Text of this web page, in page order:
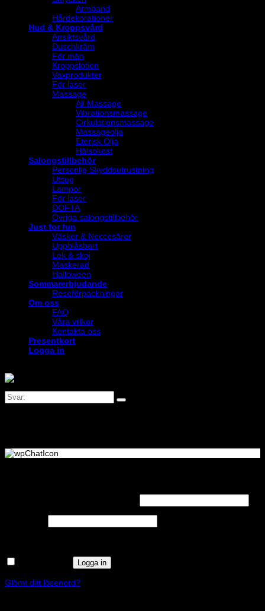
Armband
Hårdekorationer
Hud & Kroppsvård
Ansiktsvård
Duschkräm
För män
Kroppslotion
Vaxprodukter
För laser
Massage
All Massage
Vibrationsmassage
Cirkulationsmassage
Massageolja
Eterisk Olja
Hälsokost
Salongstillbehör
Personlig Skyddsutrustning
Utsug
Lampor
För laser
DOFTA
Övriga salongstillbehör
Just for fun
Väskor & Neccesärer
Uppblåsbart
Lek & skoj
Maskerad
Halloween
Sommarerbjudande
Reseförpackningar
Om oss
FAQ
Våra villkor
Kontakta oss
Presentkort
Logga in
Logga in
Glömt ditt lösenord?